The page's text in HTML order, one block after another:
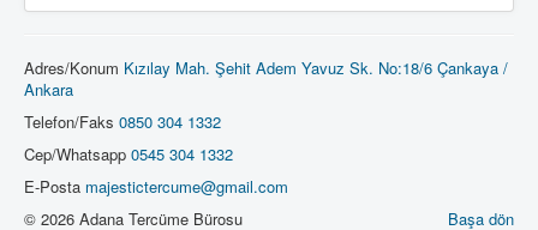
Adres/Konum Kızılay Mah. Şehit Adem Yavuz Sk. No:18/6 Çankaya /
Ankara
Telefon/Faks 0850 304 1332
Cep/Whatsapp 0545 304 1332
E-Posta majestictercume@gmail.com
Başa dön
© 2026 Adana Tercüme Bürosu